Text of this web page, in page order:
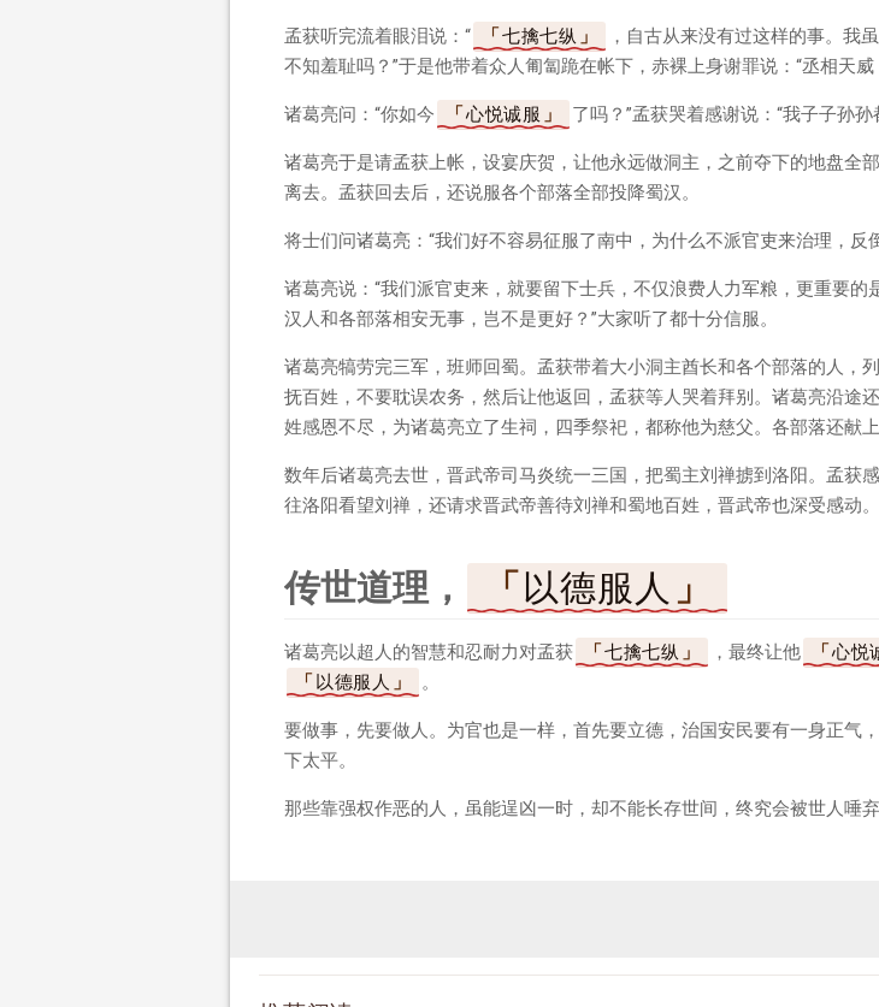
孟获听完流着眼泪说：“ 七擒七纵 ，自古从来没有过这样的事。我
不知羞耻吗？”于是他带着众人匍匐跪在帐下，赤裸上身谢罪说：“丞相天
诸葛亮问：“你如今 心悦诚服 了吗？”孟获哭着感谢说：“我子子孙
诸葛亮于是请孟获上帐，设宴庆贺，让他永远做洞主，之前夺下的地盘全
离去。孟获回去后，还说服各个部落全部投降蜀汉。
将士们问诸葛亮：“我们好不容易征服了南中，为什么不派官吏来治理，反
诸葛亮说：“我们派官吏来，就要留下士兵，不仅浪费人力军粮，更重要的
汉人和各部落相安无事，岂不是更好？”大家听了都十分信服。
诸葛亮犒劳完三军，班师回蜀。孟获带着大小洞主酋长和各个部落的人，
抚百姓，不要耽误农务，然后让他返回，孟获等人哭着拜别。诸葛亮沿途
姓感恩不尽，为诸葛亮立了生祠，四季祭祀，都称他为慈父。各部落还献
数年后诸葛亮去世，晋武帝司马炎统一三国，把蜀主刘禅掳到洛阳。孟获
往洛阳看望刘禅，还请求晋武帝善待刘禅和蜀地百姓，晋武帝也深受感动。
传世道理， 以德服人
诸葛亮以超人的智慧和忍耐力对孟获 七擒七纵 ，最终让他 心悦
以德服人
。
要做事，先要做人。为官也是一样，首先要立德，治国安民要有一身正气
下太平。
那些靠强权作恶的人，虽能逞凶一时，却不能长存世间，终究会被世人唾弃